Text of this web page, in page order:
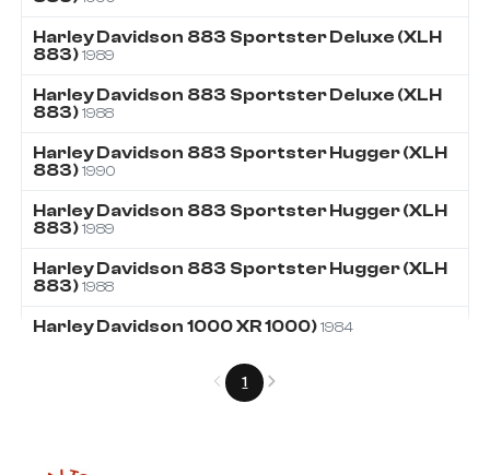
Harley Davidson 883 Sportster Deluxe (XLH
883) 1989
Harley Davidson 883 Sportster Deluxe (XLH
883) 1988
Harley Davidson 883 Sportster Hugger (XLH
883) 1990
Harley Davidson 883 Sportster Hugger (XLH
883) 1989
Harley Davidson 883 Sportster Hugger (XLH
883) 1988
Harley Davidson 1000XR 1000) 1984
Précédent
1 Suivant